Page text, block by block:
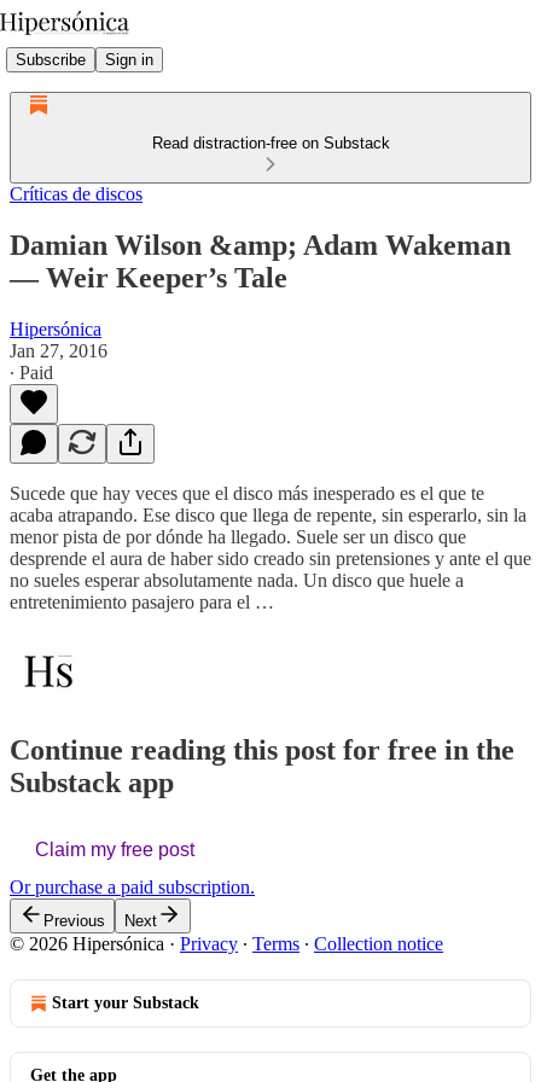
Subscribe Sign in
Read distraction-free on Substack
Críticas de discos
Damian Wilson &amp; Adam Wakeman
— Weir Keeper’s Tale
Hipersónica
Jan 27, 2016
∙ Paid
Sucede que hay veces que el disco más inesperado es el que te
acaba atrapando. Ese disco que llega de repente, sin esperarlo, sin la
menor pista de por dónde ha llegado. Suele ser un disco que
desprende el aura de haber sido creado sin pretensiones y ante el que
no sueles esperar absolutamente nada. Un disco que huele a
entretenimiento pasajero para el …
Continue reading this post for free in the
Substack app
Claim my free post
Or purchase a paid subscription.
Previous Next
© 2026 Hipersónica · Privacy ∙ Terms ∙ Collection notice
Start your Substack
Get the app